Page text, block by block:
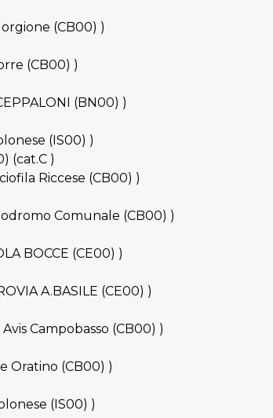
(CB00) )
(CB00) )
(BN00) )
(IS00) )
(cat.C )
Riccese (CB00) )
Comunale (CB00) )
BOCCE (CE00) )
A.BASILE (CE00) )
Campobasso (CB00) )
Oratino (CB00) )
(IS00) )